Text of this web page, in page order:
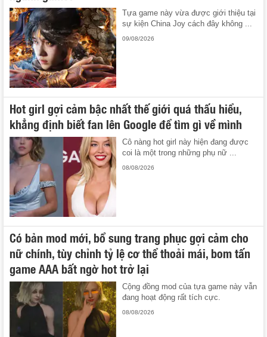
Tựa game này vừa được giới thiệu tại
sự kiện China Joy cách đây không ...
09/08/2026
Hot girl gợi cảm bậc nhất thế giới quá thấu hiểu,
khẳng định biết fan lên Google để tìm gì về mình
Cô nàng hot girl này hiện đang được
coi là một trong những phụ nữ ...
08/08/2026
Có bản mod mới, bổ sung trang phục gợi cảm cho
nữ chính, tùy chỉnh tỷ lệ cơ thể thoải mái, bom tấn
game AAA bất ngờ hot trở lại
Cộng đồng mod của tựa game này vẫn
đang hoạt động rất tích cực.
08/08/2026